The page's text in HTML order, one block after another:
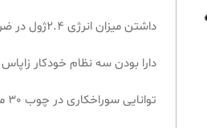
داشتن میزان انرژی 2.4ژول در ضربه
دارا بودن سه نظام خودکار زاپاس
توانایی سوراخکاری در چوب 30 میلیمتر